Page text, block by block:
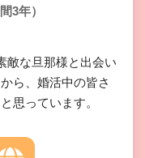
3年）
敵な旦那様と出会い
ら、婚活中の皆さ
思っています。